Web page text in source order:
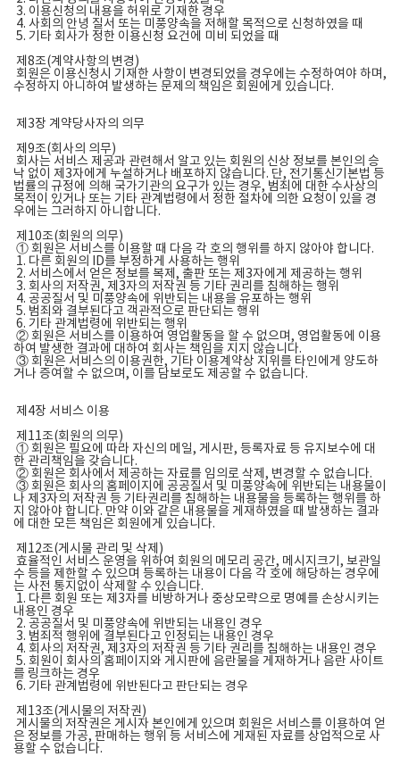
3. 이용신청의 내용을 허위로 기재한 경우
4. 사회의 안녕 질서 또는 미풍양속을 저해할 목적으로 신청하였을 때
5. 기타 회사가 정한 이용신청 요건에 미비 되었을 때
제8조(계약사항의 변경)
회원은 이용신청시 기재한 사항이 변경되었을 경우에는 수정하여야 하며,
수정하지 아니하여 발생하는 문제의 책임은 회원에게 있습니다.
제3장 계약당사자의 의무
제9조(회사의 의무)
회사는 서비스 제공과 관련해서 알고 있는 회원의 신상 정보를 본인의 승
낙 없이 제3자에게 누설하거나 배포하지 않습니다. 단, 전기통신기본법 등
법률의 규정에 의해 국가기관의 요구가 있는 경우, 범죄에 대한 수사상의
목적이 있거나 또는 기타 관계법령에서 정한 절차에 의한 요청이 있을 경
우에는 그러하지 아니합니다.
제10조(회원의 의무)
① 회원은 서비스를 이용할 때 다음 각 호의 행위를 하지 않아야 합니다.
1. 다른 회원의 ID를 부정하게 사용하는 행위
2. 서비스에서 얻은 정보를 복제, 출판 또는 제3자에게 제공하는 행위
3. 회사의 저작권, 제3자의 저작권 등 기타 권리를 침해하는 행위
4. 공공질서 및 미풍양속에 위반되는 내용을 유포하는 행위
5. 범죄와 결부된다고 객관적으로 판단되는 행위
6. 기타 관계법령에 위반되는 행위
② 회원은 서비스를 이용하여 영업활동을 할 수 없으며, 영업활동에 이용
하여 발생한 결과에 대하여 회사는 책임을 지지 않습니다.
③ 회원은 서비스의 이용권한, 기타 이용계약상 지위를 타인에게 양도하
거나 증여할 수 없으며, 이를 담보로도 제공할 수 없습니다.
제4장 서비스 이용
제11조(회원의 의무)
① 회원은 필요에 따라 자신의 메일, 게시판, 등록자료 등 유지보수에 대
한 관리책임을 갖습니다.
② 회원은 회사에서 제공하는 자료를 임의로 삭제, 변경할 수 없습니다.
③ 회원은 회사의 홈페이지에 공공질서 및 미풍양속에 위반되는 내용물이
나 제3자의 저작권 등 기타권리를 침해하는 내용물을 등록하는 행위를 하
지 않아야 합니다. 만약 이와 같은 내용물을 게재하였을 때 발생하는 결과
에 대한 모든 책임은 회원에게 있습니다.
제12조(게시물 관리 및 삭제)
효율적인 서비스 운영을 위하여 회원의 메모리 공간, 메시지크기, 보관일
수 등을 제한할 수 있으며 등록하는 내용이 다음 각 호에 해당하는 경우에
는 사전 통지없이 삭제할 수 있습니다.
1. 다른 회원 또는 제3자를 비방하거나 중상모략으로 명예를 손상시키는
내용인 경우
2. 공공질서 및 미풍양속에 위반되는 내용인 경우
3. 범죄적 행위에 결부된다고 인정되는 내용인 경우
4. 회사의 저작권, 제3자의 저작권 등 기타 권리를 침해하는 내용인 경우
5. 회원이 회사의 홈페이지와 게시판에 음란물을 게재하거나 음란 사이트
를 링크하는 경우
6. 기타 관계법령에 위반된다고 판단되는 경우
제13조(게시물의 저작권)
게시물의 저작권은 게시자 본인에게 있으며 회원은 서비스를 이용하여 얻
은 정보를 가공, 판매하는 행위 등 서비스에 게재된 자료를 상업적으로 사
용할 수 없습니다.